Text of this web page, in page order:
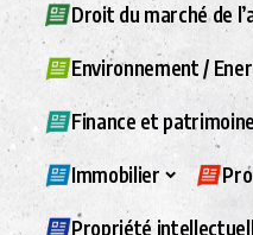
Droit du marché de
Environnement /
Finance et patrimoine
Immobilier
Propriété